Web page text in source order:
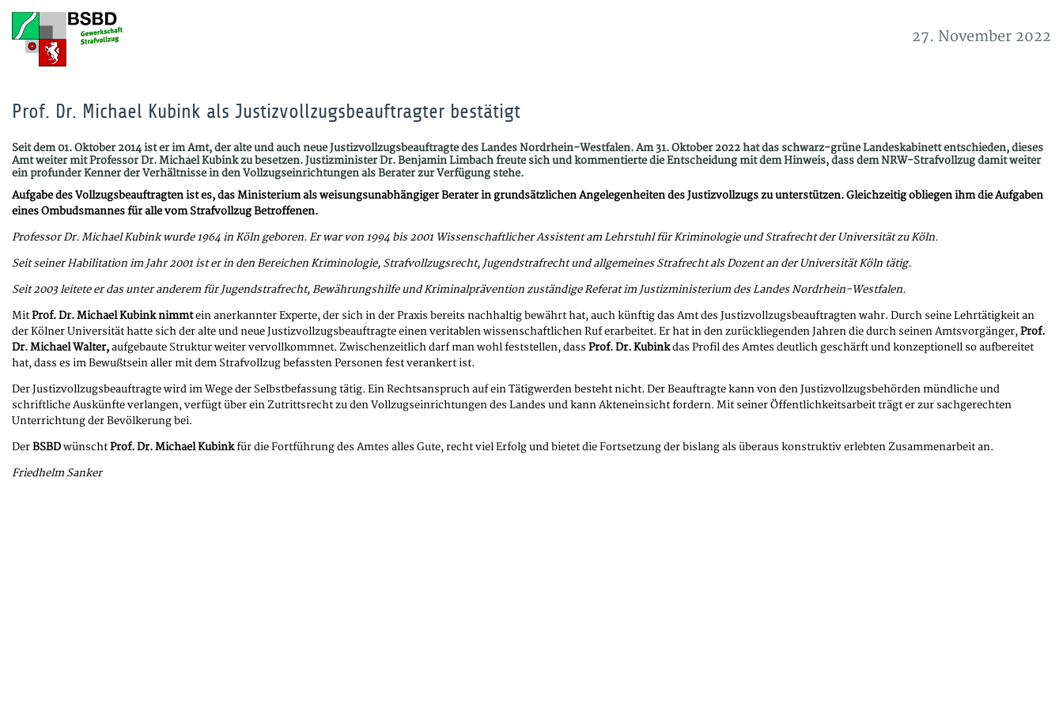
27. November 2022
Prof. Dr. Michael Kubink als Justizvollzugsbeauftragter bestätigt
Seit dem 01. Oktober 2014 ist er im Amt, der alte und auch neue Justizvollzugsbeauftragte des Landes Nordrhein-Westfalen. Am 31. Oktober 2022 hat das schwarz-grüne Landeskabinett entschieden, dieses
Amt weiter mit Professor Dr. Michael Kubink zu besetzen. Justizminister Dr. Benjamin Limbach freute sich und kommentierte die Entscheidung mit dem Hinweis, dass dem NRW-Strafvollzug damit weiter
ein profunder Kenner der Verhältnisse in den Vollzugseinrichtungen als Berater zur Verfügung stehe.
Aufgabe des Vollzugsbeauftragten ist es, das Ministerium als weisungsunabhängiger Berater in grundsätzlichen Angelegenheiten des Justizvollzugs zu unterstützen. Gleichzeitig obliegen ihm die Aufgaben
eines Ombudsmannes für alle vom Strafvollzug Betroffenen.
Professor Dr. Michael Kubink wurde 1964 in Köln geboren. Er war von 1994 bis 2001 Wissenschaftlicher Assistent am Lehrstuhl für Kriminologie und Strafrecht der Universität zu Köln.
Seit seiner Habilitation im Jahr 2001 ist er in den Bereichen Kriminologie, Strafvollzugsrecht, Jugendstrafrecht und allgemeines Strafrecht als Dozent an der Universität Köln tätig.
Seit 2003 leitete er das unter anderem für Jugendstrafrecht, Bewährungshilfe und Kriminalprävention zuständige Referat im Justizministerium des Landes Nordrhein-Westfalen.
MitProf. Dr. Michael Kubink nimmtein anerkannter Experte, der sich in der Praxis bereits nachhaltig bewährt hat, auch künftig das Amt des Justizvollzugsbeauftragten wahr. Durch seine Lehrtätigkeit an
der Kölner Universität hatte sich der alte und neue Justizvollzugsbeauftragte einen veritablen wissenschaftlichen Ruf erarbeitet. Er hat in den zurückliegenden Jahren die durch seinen Amtsvorgänger,Prof.
Dr. Michael Walter,aufgebaute Struktur weiter vervollkommnet. Zwischenzeitlich darf man wohl feststellen, dass Prof. Dr. Kubinkdas Profil des Amtes deutlich geschärft und konzeptionell so aufbereitet
hat, dass es im Bewußtsein aller mit dem Strafvollzug befassten Personen fest verankert ist.
Der Justizvollzugsbeauftragte wird im Wege der Selbstbefassung tätig. Ein Rechtsanspruch auf ein Tätigwerden besteht nicht. Der Beauftragte kann von den Justizvollzugsbehörden mündliche und
schriftliche Auskünfte verlangen, verfügt über ein Zutrittsrecht zu den Vollzugseinrichtungen des Landes und kann Akteneinsicht fordern. Mit seiner Öffentlichkeitsarbeit trägt er zur sachgerechten
Unterrichtung der Bevölkerung bei.
DerBSBDwünschtProf. Dr. Michael Kubinkfür die Fortführung des Amtes alles Gute, recht viel Erfolg und bietet die Fortsetzung der bislang als überaus konstruktiv erlebten Zusammenarbeit an.
Friedhelm Sanker